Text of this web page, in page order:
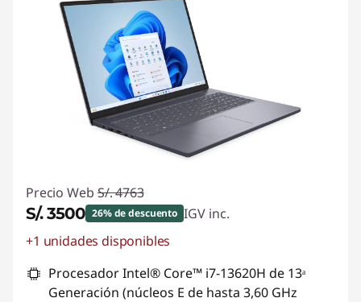
Precio Web S/. 4763
S/. 3500 26% de descuento IGV inc.
Ahorros instantáneos :
+1 unidades disponibles
Procesador Intel® Core™ i7-13620H de 13ᵃ
Generación (núcleos E de hasta 3,60 GHz